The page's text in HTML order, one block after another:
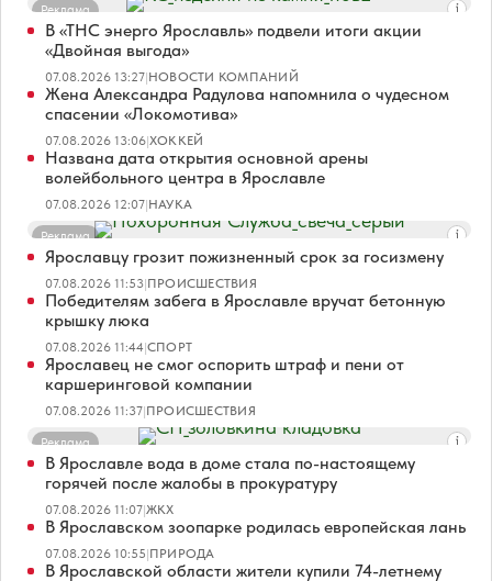
Реклама
В «ТНС энерго Ярославль» подвели итоги акции
«Двойная выгода»
07.08.2026 13:27|НОВОСТИ КОМПАНИЙ
Жена Александра Радулова напомнила о чудесном
спасении «Локомотива»
07.08.2026 13:06|ХОККЕЙ
Названа дата открытия основной арены
волейбольного центра в Ярославле
07.08.2026 12:07|НАУКА
Реклама
Ярославцу грозит пожизненный срок за госизмену
07.08.2026 11:53|ПРОИСШЕСТВИЯ
Победителям забега в Ярославле вручат бетонную
крышку люка
07.08.2026 11:44|СПОРТ
Ярославец не смог оспорить штраф и пени от
каршеринговой компании
07.08.2026 11:37|ПРОИСШЕСТВИЯ
Реклама
В Ярославле вода в доме стала по-настоящему
горячей после жалобы в прокуратуру
07.08.2026 11:07|ЖКХ
В Ярославском зоопарке родилась европейская лань
07.08.2026 10:55|ПРИРОДА
В Ярославской области жители купили 74-летнему